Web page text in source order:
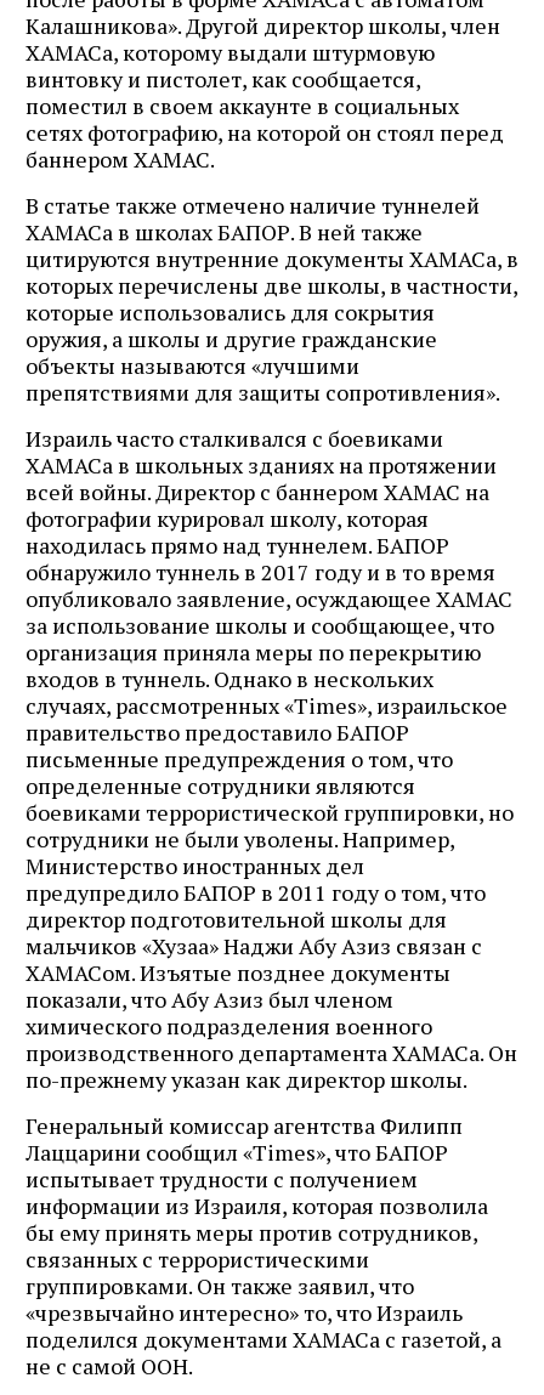
Калашникова». Другой директор школы, член
ХАМАСа, которому выдали штурмовую
винтовку и пистолет, как сообщается,
поместил в своем аккаунте в социальных
сетях фотографию, на которой он стоял перед
баннером ХАМАС.
В статье также отмечено наличие туннелей
ХАМАСа в школах БАПОР. В ней также
цитируются внутренние документы ХАМАСа, в
которых перечислены две школы, в частности,
которые использовались для сокрытия
оружия, а школы и другие гражданские
объекты называются «лучшими
препятствиями для защиты сопротивления».
Израиль часто сталкивался с боевиками
ХАМАСа в школьных зданиях на протяжении
всей войны. Директор с баннером ХАМАС на
фотографии курировал школу, которая
находилась прямо над туннелем. БАПОР
обнаружило туннель в 2017 году и в то время
опубликовало заявление, осуждающее ХАМАС
за использование школы и сообщающее, что
организация приняла меры по перекрытию
входов в туннель. Однако в нескольких
случаях, рассмотренных «Times», израильское
правительство предоставило БАПОР
письменные предупреждения о том, что
определенные сотрудники являются
боевиками террористической группировки, но
сотрудники не были уволены. Например,
Министерство иностранных дел
предупредило БАПОР в 2011 году о том, что
директор подготовительной школы для
мальчиков «Хузаа» Наджи Абу Азиз связан с
ХАМАСом. Изъятые позднее документы
показали, что Абу Азиз был членом
химического подразделения военного
производственного департамента ХАМАСа. Он
по-прежнему указан как директор школы.
Генеральный комиссар агентства Филипп
Лаццарини сообщил «Times», что БАПОР
испытывает трудности с получением
информации из Израиля, которая позволила
бы ему принять меры против сотрудников,
связанных с террористическими
группировками. Он также заявил, что
«чрезвычайно интересно» то, что Израиль
поделился документами ХАМАСа с газетой, а
не с самой ООН.